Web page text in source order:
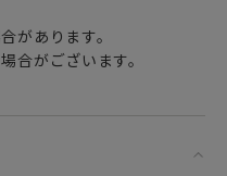
があります。
合がございます。